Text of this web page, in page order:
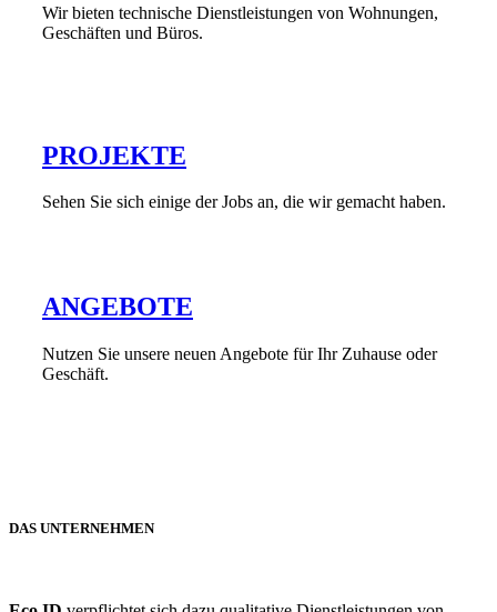
Wir bieten technische Dienstleistungen von Wohnungen,
Geschäften und Büros.
PROJEKTE
Sehen Sie sich einige der Jobs an, die wir gemacht haben.
ANGEBOTE
Nutzen Sie unsere neuen Angebote für Ihr Zuhause oder
Geschäft.
DAS UNTERNEHMEN